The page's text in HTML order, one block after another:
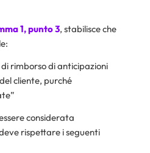
1, punto 3, stabilisce che
rimborso di anticipazioni
cliente, purché
considerata
rispettare i seguenti